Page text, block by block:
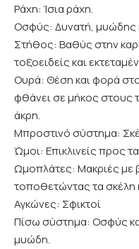
Ράχη: Ίσια ράχη.
Οσφύς: Δυνατή, μυώδης
Στήθος: Βαθύς στην
τοξοειδείς και
Ουρά: Θέση και φορά
φθάνει σε μήκος στους
άκρη.
Μπροστινό σύστημα:
Ώμοι: Επικλινείς προς
Ωμοπλάτες: Μακριές με
τοποθετώντας τα σκέλη
Αγκώνες: Σφικτοί
Πίσω σύστημα: Οσφύς
μυώδη.